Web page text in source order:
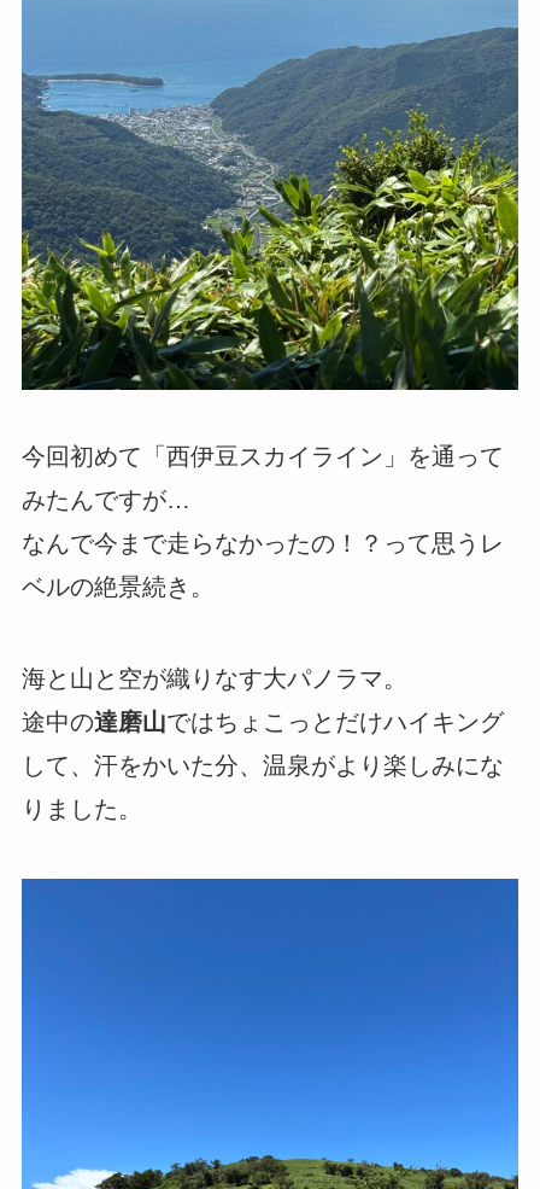
今回初めて「西伊豆スカイライン」を通って
みたんですが…
なんで今まで走らなかったの！？って思うレ
ベルの絶景続き。
海と山と空が織りなす大パノラマ。
途中の達磨山ではちょこっとだけハイキング
して、汗をかいた分、温泉がより楽しみにな
りました。